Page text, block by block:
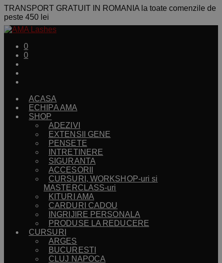
TRANSPORT GRATUIT IN ROMANIA la toate comenzile de
peste 450 lei
0
0
ACASA
ECHIPA AMA
SHOP
ADEZIVI
EXTENSII GENE
PENSETE
INTRETINERE
SIGURANTA
ACCESORII
CURSURI, WORKSHOP-uri si
MASTERCLASS-uri
KITURI AMA
CARDURI CADOU
INGRIJIRE PERSONALA
PRODUSE LA REDUCERE
CURSURI
ARGES
BUCURESTI
CLUJ NAPOCA